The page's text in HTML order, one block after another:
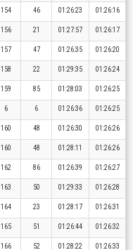
154 46 01:26:23 01:26:16
156 21 01:27:57 01:26:17
157 47 01:26:35 01:26:20
158 22 01:29:35 01:26:24
159 85 01:28:03 01:26:25
6 6 01:26:36 01:26:25
160 48 01:26:30 01:26:26
160 48 01:28:11 01:26:26
162 86 01:26:39 01:26:27
163 50 01:29:33 01:26:28
164 23 01:28:17 01:26:31
165 51 01:26:44 01:26:32
166 52 01:28:22 01:26:33